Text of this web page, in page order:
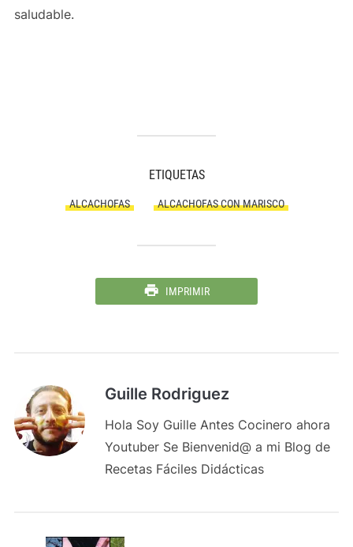
saludable.
ETIQUETAS
ALCACHOFAS ALCACHOFAS CON MARISCO
IMPRIMIR
Guille Rodriguez
Hola Soy Guille Antes Cocinero ahora
Youtuber Se Bienvenid@ a mi Blog de
Recetas Fáciles Didácticas